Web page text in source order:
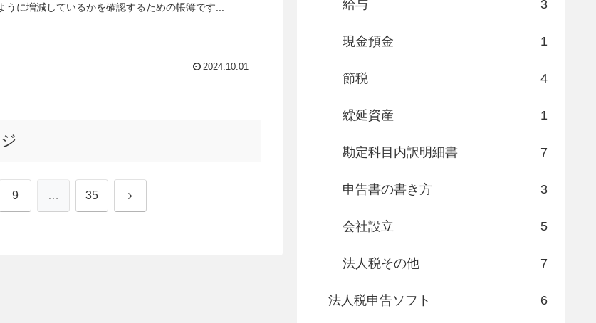
うに増減しているかを確認するための帳簿です...
2024.10.01
9 … 35 次
給与 3
現金預金 1
節税 4
繰延資産 1
勘定科目内訳明細書 7
申告書の書き方 3
会社設立 5
法人税その他 7
法人税申告ソフト 6